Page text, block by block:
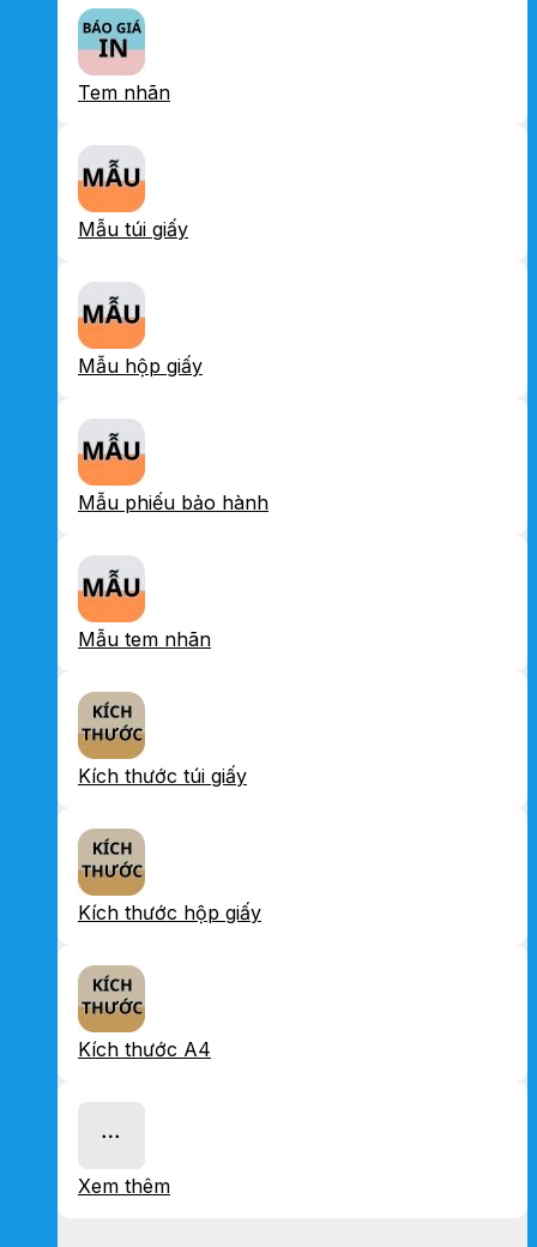
Tem nhãn
Mẫu túi giấy
Mẫu hộp giấy
Mẫu phiếu bảo hành
Mẫu tem nhãn
Kích thước túi giấy
Kích thước hộp giấy
Kích thước A4
Xem thêm